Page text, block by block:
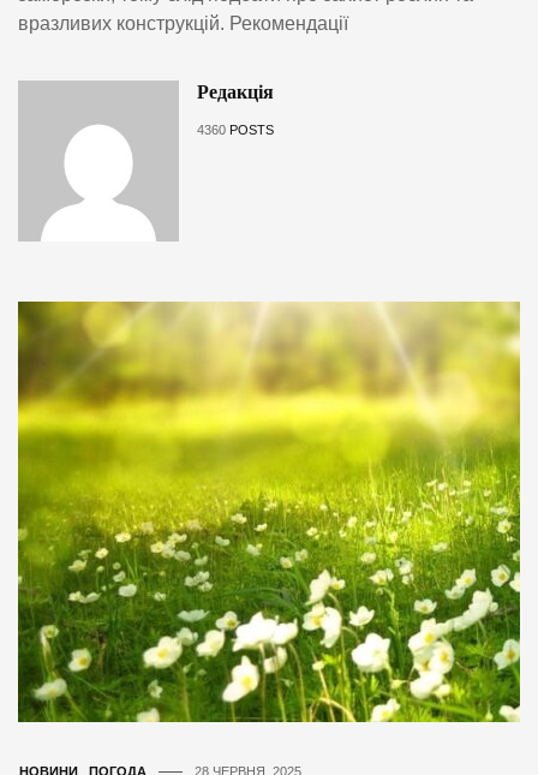
вразливих конструкцій. Рекомендації
Редакція
4360 POSTS
НОВИНИ ПОГОДА 28 ЧЕРВНЯ, 2025